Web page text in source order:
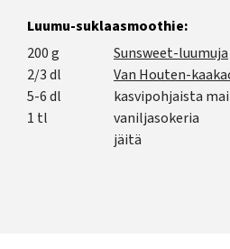
Luumu-suklaasmoothie:
200 g
Sunsweet-luumuja
2/3 dl
Van Houten-
5-6 dl
kasvipohjaista
1 tl
vaniljasokeria
jäitä